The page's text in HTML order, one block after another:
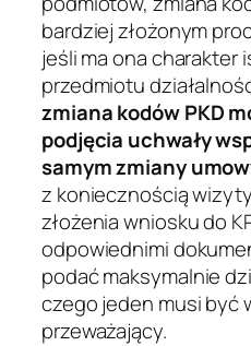
bardziej złożonym
jeśli ma ona
przedmiotu
zmiana kodów PKD
podjęcia uchwały
samym zmiany
z koniecznością
złożenia wniosku do
odpowiednimi
podać maksymalnie
czego jeden musi być
przeważający.